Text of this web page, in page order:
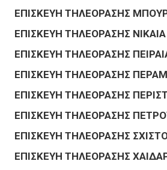
ΕΠΙΣΚΕΥΗ ΤΗΛΕΟΡΑΣΗΣ
ΕΠΙΣΚΕΥΗ ΤΗΛΕΟΡΑΣΗΣ ΝΙΚΑΙΑ
ΕΠΙΣΚΕΥΗ ΤΗΛΕΟΡΑΣΗΣ
ΕΠΙΣΚΕΥΗ ΤΗΛΕΟΡΑΣΗΣ
ΕΠΙΣΚΕΥΗ ΤΗΛΕΟΡΑΣΗΣ
ΕΠΙΣΚΕΥΗ ΤΗΛΕΟΡΑΣΗΣ
ΕΠΙΣΚΕΥΗ ΤΗΛΕΟΡΑΣΗΣ
ΕΠΙΣΚΕΥΗ ΤΗΛΕΟΡΑΣΗΣ